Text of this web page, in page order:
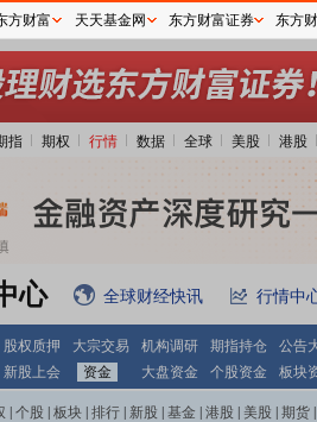
指 期权 行情 数据 全球 美股 港股
心 全球财经快讯 行情中
股权质押 大宗交易 机构调研 期指持仓
公告
新股上会 资金 大盘资金 个股资金 板块
个股 板块 排行 新股 基金 港股 美股 期货
方财富 天天基金网 东方财富证券 东方